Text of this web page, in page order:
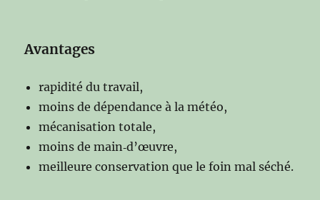
Avantages
rapidité du travail,
moins de dépendance à la météo,
mécanisation totale,
moins de main‑d’œuvre,
meilleure conservation que le foin mal séché.